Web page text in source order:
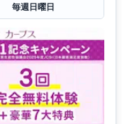
毎週日曜日